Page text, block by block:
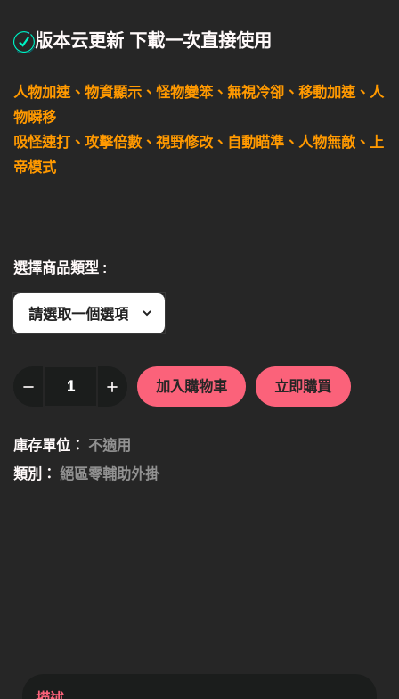
版本云更新 下載一次直接使用
人物加速、物資顯示、怪物變笨、無視冷卻、移動加速、人
物瞬移
吸怪速打、攻擊倍數、視野修改、自動瞄準、人物無敵、上
帝模式
選擇商品類型
加入購物車 立即購買
庫存單位：
不適用
類別： 絕區零輔助外掛